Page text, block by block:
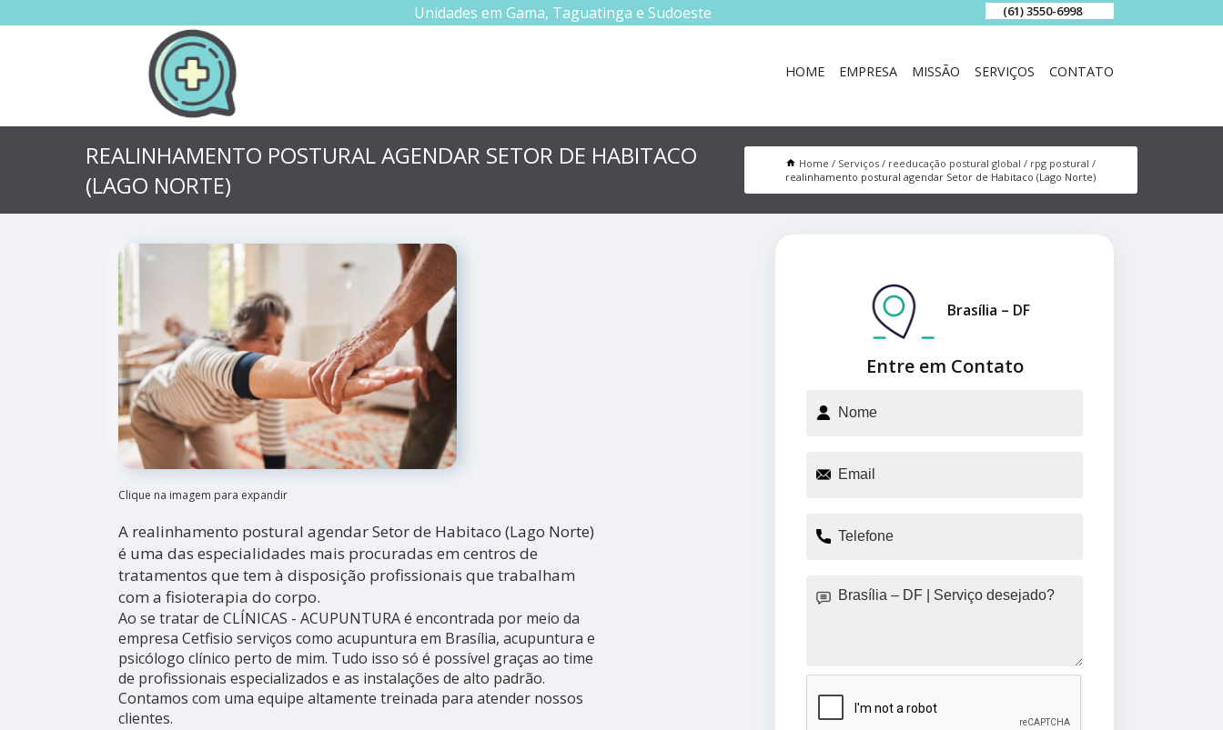
Unidades em Gama, Taguatinga e Sudoeste (61) 3550-6998
HOME EMPRESA MISSÃO SERVIÇOS CONTATO
REALINHAMENTO POSTURAL AGENDAR SETOR DE HABITACO
(LAGO NORTE)
Home Serviços reeducação postural global
rpg postural
realinhamento postural agendar Setor de Habitaco (Lago Norte)
Clique na imagem para expandir
A realinhamento postural agendar Setor de Habitaco (Lago Norte)
é uma das especialidades mais procuradas em centros de
tratamentos que tem à disposição profissionais que trabalham
com a fisioterapia do corpo.
Ao se tratar de CLÍNICAS - ACUPUNTURA é encontrada por meio da
empresa Cetfisio serviços como acupuntura em Brasília, acupuntura e
psicólogo clínico perto de mim. Tudo isso só é possível graças ao time
de profissionais especializados e as instalações de alto padrão.
Contamos com uma equipe altamente treinada para atender nossos
clientes.
Entre em Contato
Brasília – DF